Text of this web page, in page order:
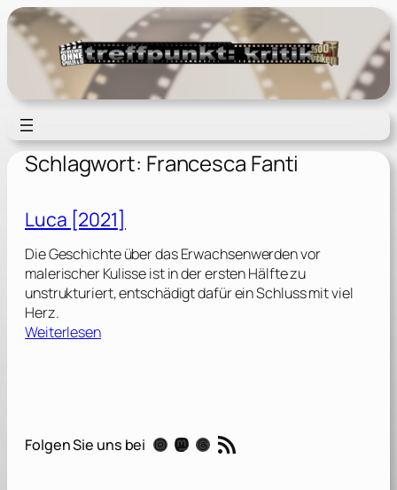
Zum
Inhalt
springen
Schlagwort: Francesca Fanti
Luca [2021]
Die Geschichte über das Erwachsenwerden vor
malerischer Kulisse ist in der ersten Hälfte zu
unstrukturiert, entschädigt dafür ein Schluss mit viel
Herz.
Weiterlesen:
2
Folgen Sie uns bei Instagram Mastodon Threads RSS-Feed